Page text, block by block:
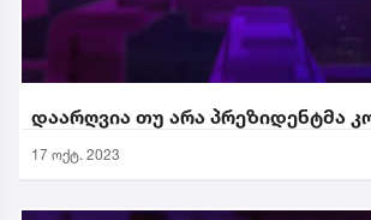
დაარღვია თუ არა პრეზიდენტმა
17 ოქტ. 2023